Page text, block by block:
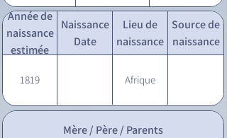
Année de
naissance
estimée
Naissance
Date
Lieu de
naissance
Source de
naissance
1819 Afrique
Mère / Père / Parents